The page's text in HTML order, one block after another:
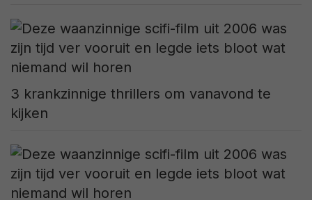
3 krankzinnige thrillers om vanavond te
kijken